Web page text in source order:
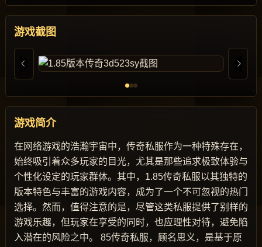
游戏截图
游戏简介
在网络游戏的浩瀚宇宙中，传奇私服作为一种特殊存在，
始终吸引着众多玩家的目光，尤其是那些追求极致体验与
个性化设定的玩家群体。其中，1.85传奇私服以其独特的
版本特色与丰富的游戏内容，成为了一个不可忽视的热门
选择。然而，值得注意的是，尽管这类私服提供了别样的
游戏乐趣，但玩家在享受的同时，也应理性对待，避免陷
入潜在的风险之中。 85传奇私服，顾名思义，是基于原